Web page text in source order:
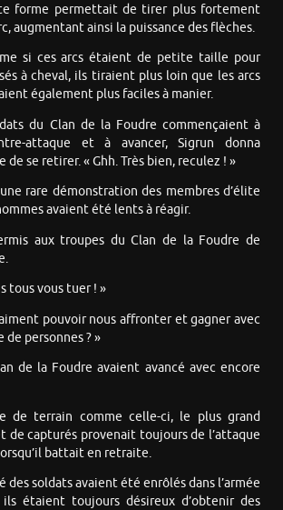
forme permettait de tirer plus fortement
augmentant ainsi la puissance des flèches.
si ces arcs étaient de petite taille pour
à cheval, ils tiraient plus loin que les arcs
également plus faciles à manier.
du Clan de la Foudre commençaient à
attaque et à avancer, Sigrun donna
de se retirer. « Ghh. Très bien, reculez ! »
rare démonstration des membres d’élite
avaient été lents à réagir.
aux troupes du Clan de la Foudre de
tous vous tuer ! »
pouvoir nous affronter et gagner avec
personnes ? »
de la Foudre avaient avancé avec encore
de terrain comme celle-ci, le plus grand
de capturés provenait toujours de l’attaque
battait en retraite.
des soldats avaient été enrôlés dans l’armée
étaient toujours désireux d’obtenir des